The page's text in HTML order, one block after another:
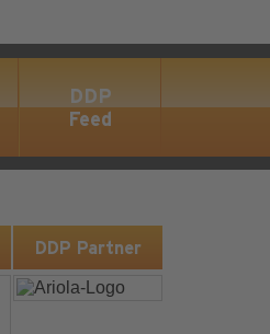
DDP
Feed
DDP Partner